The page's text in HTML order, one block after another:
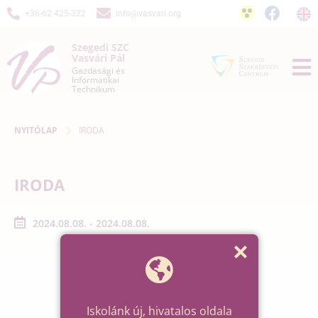
+36-62 425-322 info@vasvari.org
Szegedi SZC
Vasvári Pál
Gazdasági és
Informatikai
Technikum
NYITÓLAP IRODA
IRODA
2024.08.08. - 2024.08.08.
Iskolánk új, hivatalos oldala